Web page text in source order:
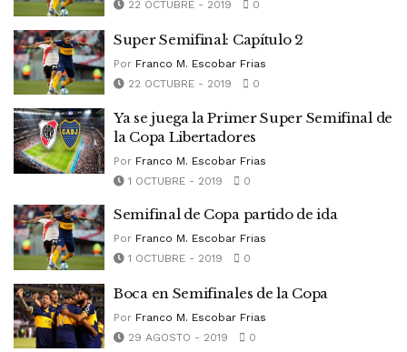
22 OCTUBRE - 2019
0
Super Semifinal: Capítulo 2
Por Franco M. Escobar Frias
22 OCTUBRE - 2019
0
Ya se juega la Primer Super Semifinal de
la Copa Libertadores
Por Franco M. Escobar Frias
1 OCTUBRE - 2019
0
Semifinal de Copa partido de ida
Por Franco M. Escobar Frias
1 OCTUBRE - 2019
0
Boca en Semifinales de la Copa
Por Franco M. Escobar Frias
29 AGOSTO - 2019
0